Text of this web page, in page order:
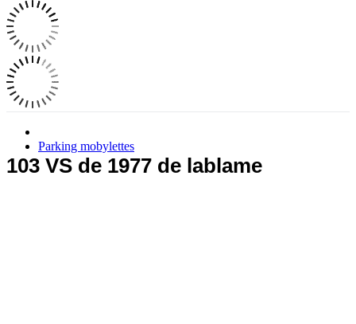
Parking mobylettes
103 VS de 1977 de lablame